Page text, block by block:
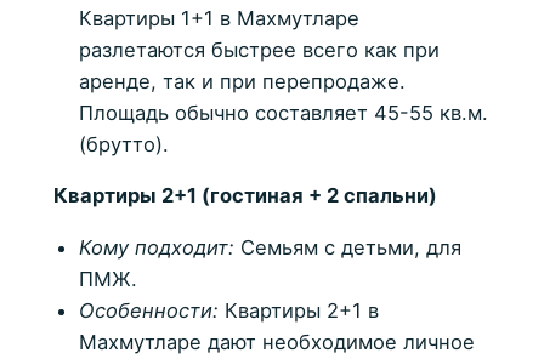
Квартиры 1+1 в Махмутларе
разлетаются быстрее всего как при
аренде, так и при перепродаже.
Площадь обычно составляет 45-55 кв.м.
(брутто).
Квартиры 2+1 (гостиная + 2 спальни)
Кому подходит: Семьям с детьми, для
ПМЖ.
Особенности: Квартиры 2+1 в
Махмутларе дают необходимое личное